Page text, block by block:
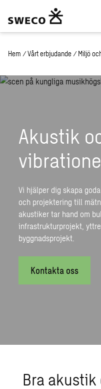
Hem / Vårt erbjudande / Miljö
Akustik
Vi hjälper dig skapa
och projektering till
akustiker tar hand om
infrastrukturprojekt,
byggnadsprojekt.
Kontakta oss
Bra akustik